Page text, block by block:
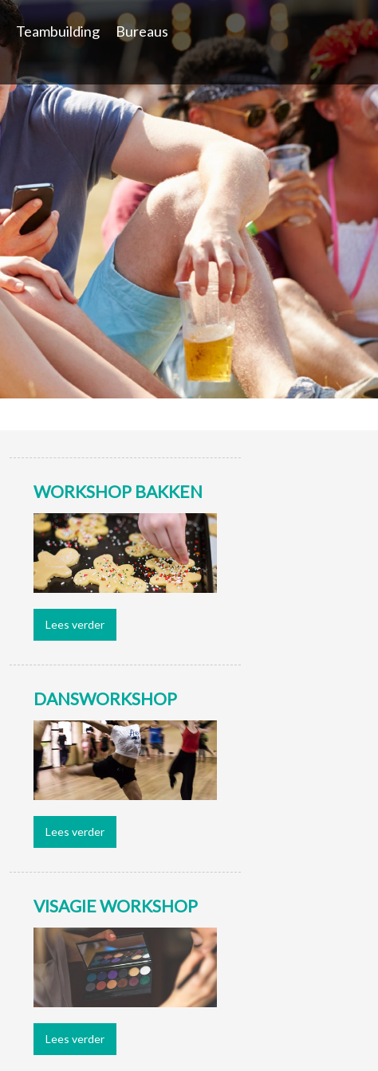
Teambuilding
Bureaus
WORKSHOP BAKKEN
Lees verder
DANSWORKSHOP
Lees verder
VISAGIE WORKSHOP
Lees verder